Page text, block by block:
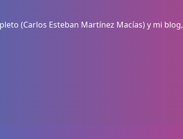
(Carlos Esteban Martínez Macías) y mi blog,